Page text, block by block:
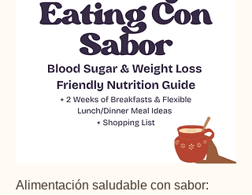
Alimentación saludable con sabor: